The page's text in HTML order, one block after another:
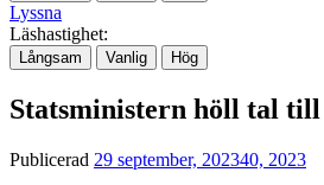
Lyssna
Läshastighet:
Långsam Vanlig Hög
Statsministern höll tal till
Publicerad 29 september, 202340, 2023